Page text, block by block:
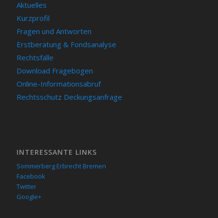
Aktuelles
Kurzprofil
Fragen und Antworten
Erstberatung & Fondsanalyse
Rechtsfälle
Download Fragebogen
Online-Informationsabruf
Rechtsschutz Deckungsanfrage
INTERESSANTE LINKS
Sommerberg Erbrecht Bremen
Facebook
Twitter
Google+